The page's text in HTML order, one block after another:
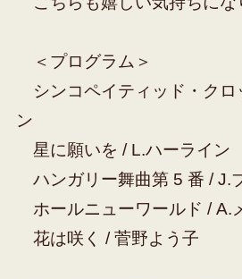
＜プログラム＞
シンコペイティッド・クロ
ン
星に願いを / L.ハーライン
ハンガリー舞曲第 5 番 / J.
ホールニューワールド / A.
花は咲く / 菅野よう子